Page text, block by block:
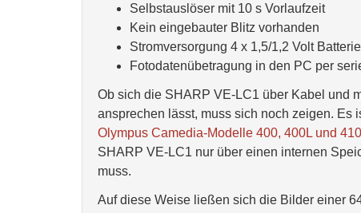
Selbstauslöser mit 10 s Vorlaufzeit
Kein eingebauter Blitz vorhanden
Stromversorgung 4 x 1,5/1,2 Volt
Fotodatenübetragung in den PC per
Ob sich die SHARP VE-LC1 über Kabel und
ansprechen lässt, muss sich noch zeigen. Es
Olympus Camedia-Modelle 400, 400L und
SHARP VE-LC1 nur über einen internen
muss.
Auf diese Weise ließen sich die Bilder einer